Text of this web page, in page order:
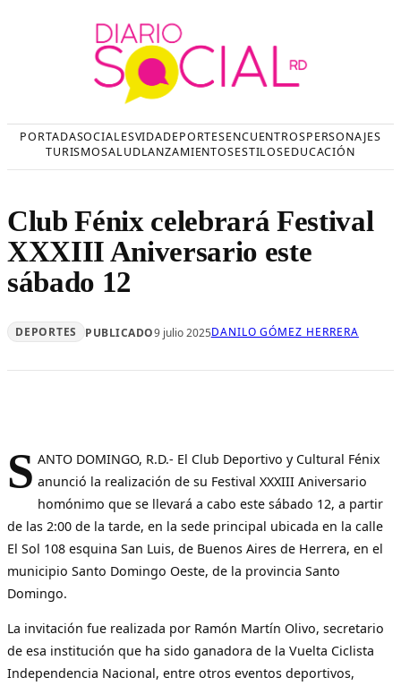
PORTADASOCIALESVIDADEPORTESENCUENTROSPERSONAJES
TURISMOSALUDLANZAMIENTOSESTILOSEDUCACIÓN
Club Fénix celebrará Festival
XXXIII Aniversario este
sábado 12
DEPORTES PUBLICADO9 julio 2025DANILO GÓMEZ HERRERA
S ANTO DOMINGO, R.D.- El Club Deportivo y Cultural Fénix
anunció la realización de su Festival XXXIII Aniversario
homónimo que se llevará a cabo este sábado 12, a partir
de las 2:00 de la tarde, en la sede principal ubicada en la calle
El Sol 108 esquina San Luis, de Buenos Aires de Herrera, en el
municipio Santo Domingo Oeste, de la provincia Santo
Domingo.
La invitación fue realizada por Ramón Martín Olivo, secretario
de esa institución que ha sido ganadora de la Vuelta Ciclista
Independencia Nacional, entre otros eventos deportivos,